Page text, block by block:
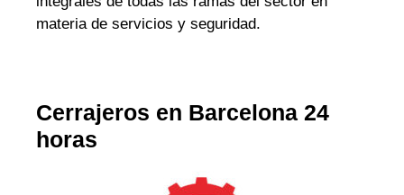
materia de servicios y seguridad.
Cerrajeros en Barcelona 24
horas